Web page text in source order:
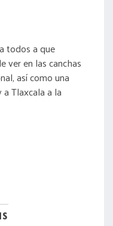
todos a que
ver en las canchas
así como una
Tlaxcala a la